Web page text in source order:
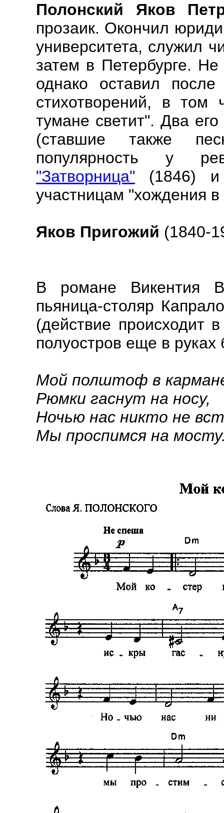
Полонский Яков
прозаик. Окончил
университета, служил
затем в Петербурге.
однако оставил
стихотворений, в
тумане светит". Два
(ставшие также
популярность у
"Затворница" (1846)
участницам "хождения
Яков Пригожий (1840-
В романе Викентия
пьяница-столяр
(действие происходит
полуостров еще в
Мой полштоф в
Рюмки гаснут на носу,
Ночью нас никто не
Мы проспимся на